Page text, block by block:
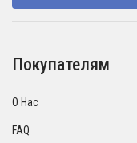
Покупателям
О Нас
FAQ